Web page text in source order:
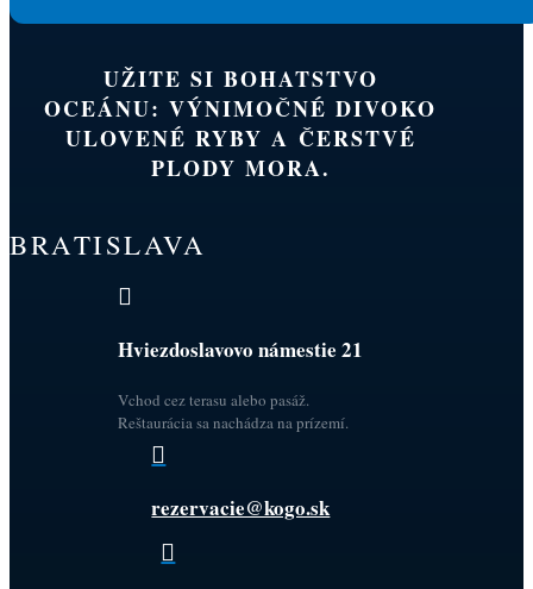
UŽITE SI BOHATSTVO
OCEÁNU: VÝNIMOČNÉ DIVOKO
ULOVENÉ RYBY A ČERSTVÉ
PLODY MORA.
BRATISLAVA

Hviezdoslavovo námestie 21
Vchod cez terasu alebo pasáž.
Reštaurácia sa nachádza na prízemí.

rezervacie@kogo.sk
